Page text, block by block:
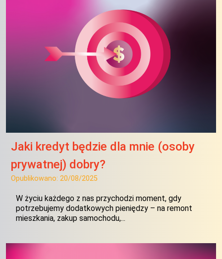
Jaki kredyt będzie dla mnie (osoby
prywatnej) dobry?
Opublikowano: 20/08/2025
W życiu każdego z nas przychodzi moment, gdy
potrzebujemy dodatkowych pieniędzy – na remont
mieszkania, zakup samochodu,...